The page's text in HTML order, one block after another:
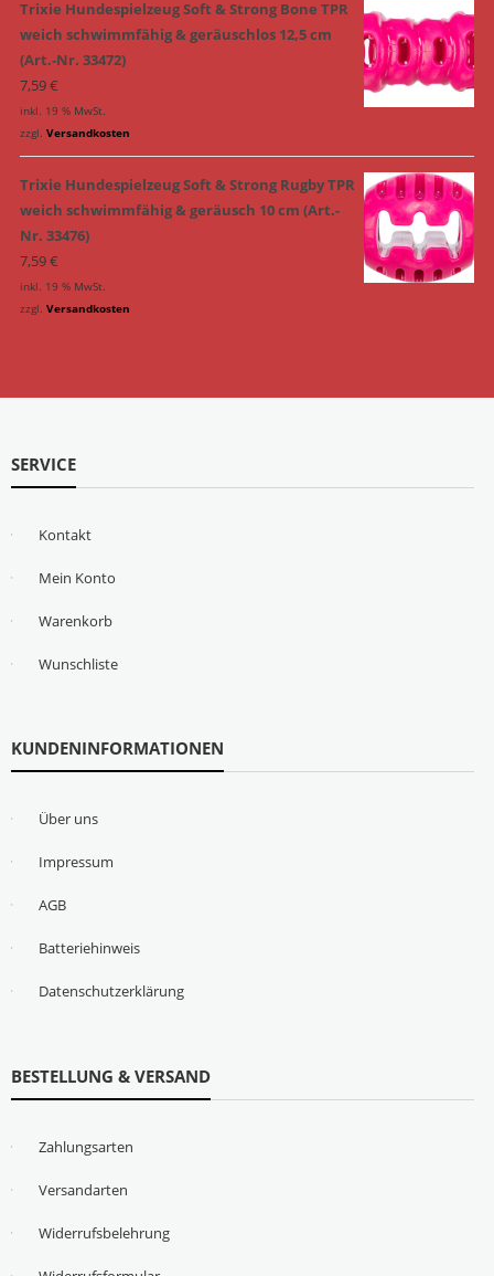
Trixie Hundespielzeug Soft & Strong Bone TPR
weich schwimmfähig & geräuschlos 12,5 cm
(Art.-Nr. 33472)
7,59€
inkl. 19 % MwSt.
zzgl. Versandkosten
Trixie Hundespielzeug Soft & Strong Rugby TPR
weich schwimmfähig & geräusch 10 cm (Art.-
Nr. 33476)
7,59€
inkl. 19 % MwSt.
zzgl. Versandkosten
SERVICE
Kontakt
Mein Konto
Warenkorb
Wunschliste
KUNDENINFORMATIONEN
Über uns
Impressum
AGB
Batteriehinweis
Datenschutzerklärung
BESTELLUNG & VERSAND
Zahlungsarten
Versandarten
Widerrufsbelehrung